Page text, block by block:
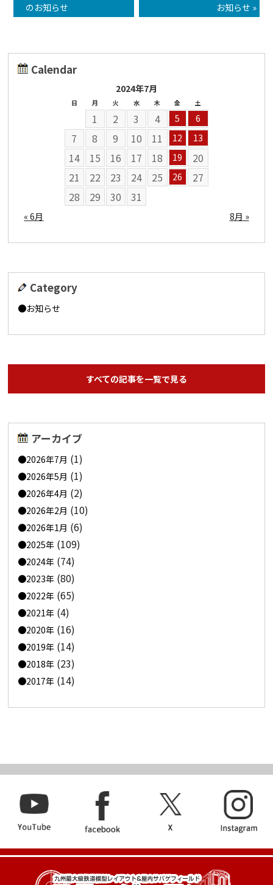
のお知らせ
お知らせ »
Calendar
2024年7月
日 月 火 水 木 金 土
1 2 3 4 5 6
7 8 9 10 11 12 13
14 15 16 17 18 19
20
21
22 23 24 25 26
27
28
29 30 31
« 6月 8月 »
Category
お知らせ
すべての記事を一覧で見る
アーカイブ
2026年7月 (1)
2026年5月 (1)
2026年4月 (2)
2026年2月 (10)
2026年1月 (6)
2025年 (109)
2024年 (74)
2023年 (80)
2022年 (65)
2021年 (4)
2020年 (16)
2019年 (14)
2018年 (23)
2017年 (14)